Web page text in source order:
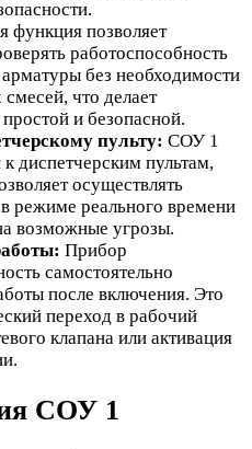
функция позволяет
работоспособность
без необходимости
что делает
и безопасной.
пульту: СОУ 1
диспетчерским пультам,
осуществлять
режиме реального времени
возможные угрозы.
Прибор
самостоятельно
после включения. Это
переход в рабочий
клапана или активация
СОУ 1